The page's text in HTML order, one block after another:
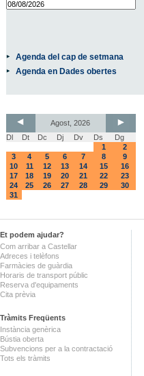
Agenda del cap de setmana
Agenda en Dades obertes
Agost, 2026
Dl
Dt Dc Dj Dv Ds
Dg
1
2
3
4 5 6 7 8
9
10
11 12 13 14 15
16
17
18 19 20 21 22
23
24
25 26 27 28 29
30
31
Et podem ajudar?
Com arribar a Castellar
Adreces i telèfons
Farmàcies de guàrdia
Horaris de transport públic
Reserva d'equipaments
Cita prèvia
Tràmits Freqüents
Instància genèrica
Bústia oberta
Subvencions per a la contractació
Tots els tràmits